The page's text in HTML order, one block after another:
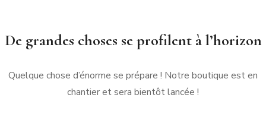
De grandes choses se profilent à l’horizon
Quelque chose d’énorme se prépare ! Notre boutique est en
chantier et sera bientôt lancée !